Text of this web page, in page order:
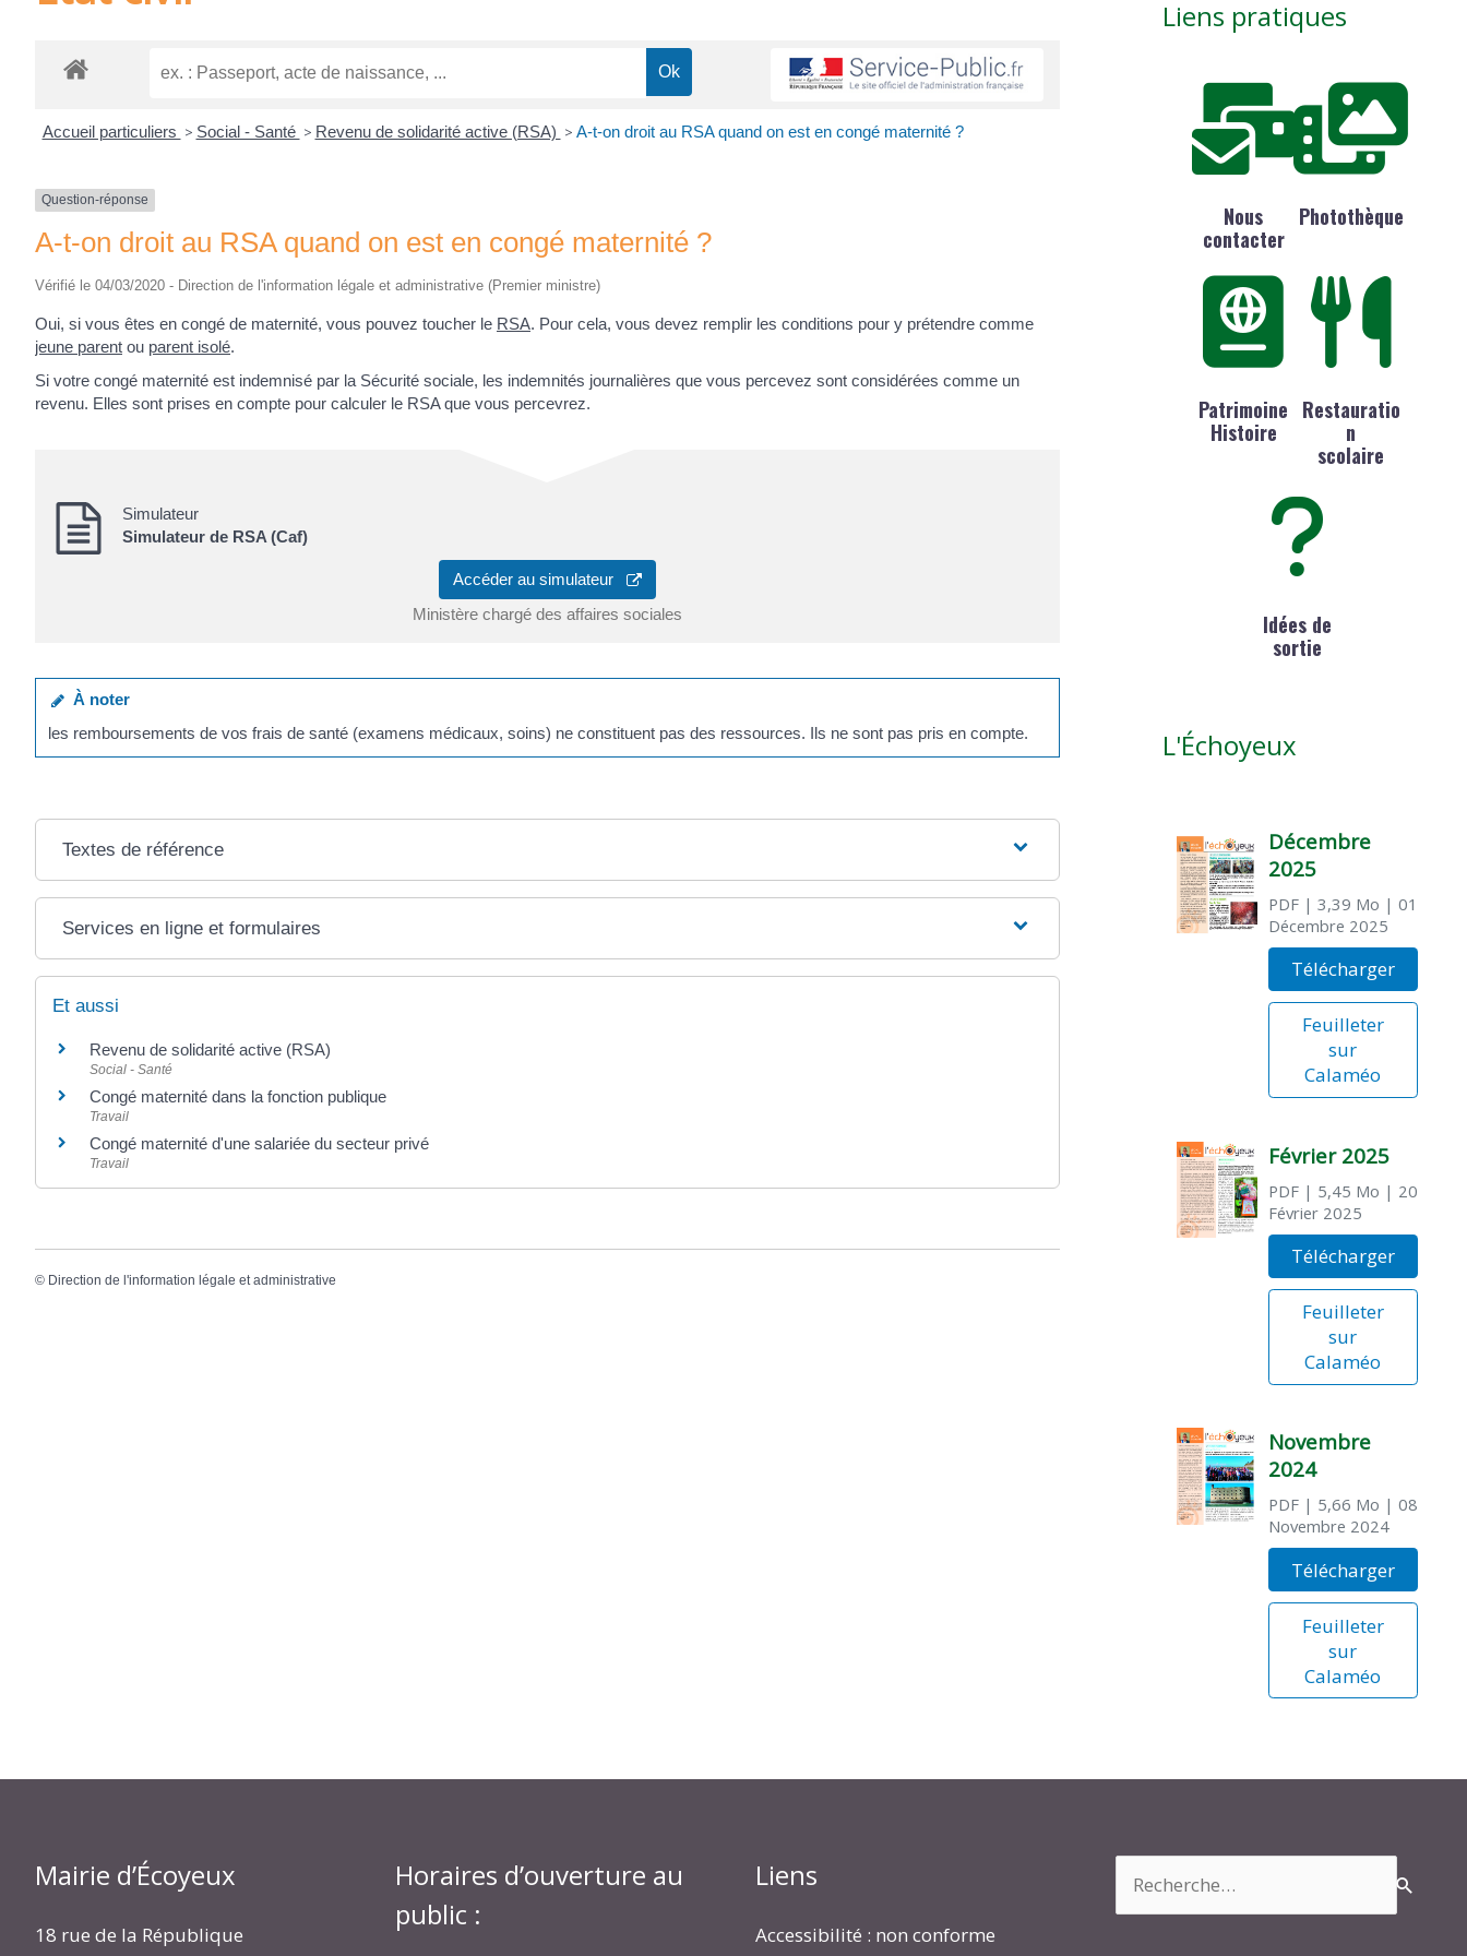
Accueil particuliers > Social - Santé > Revenu de solidarité active (RSA) > A-t-on droit au RSA quand on est en congé maternité ?
Question-réponse
A-t-on droit au RSA quand on est en congé maternité ?
Vérifié le 04/03/2020 - Direction de l'information légale et administrative (Premier ministre)
Oui, si vous êtes en congé de maternité, vous pouvez toucher le RSA. Pour cela, vous devez remplir les conditions pour y prétendre comme
jeune parent ou parent isolé.
Si votre congé maternité est indemnisé par la Sécurité sociale, les indemnités journalières que vous percevez sont considérées comme un
revenu. Elles sont prises en compte pour calculer le RSA que vous percevrez.
Simulateur
Simulateur de RSA (Caf)
Accéder au simulateur
Ministère chargé des affaires sociales
À noter
les remboursements de vos frais de santé (examens médicaux, soins) ne constituent pas des ressources. Ils ne sont pas pris en compte.
Textes de référence
Services en ligne et formulaires
Et aussi
Revenu de solidarité active (RSA)
Social - Santé
Congé maternité dans la fonction publique
Travail
Congé maternité d'une salariée du secteur privé
Travail
© Direction de l'information légale et administrative
Liens pratiques
Nous
contacter
Photothèque
Patrimoine
Histoire
Restauratio
n
scolaire
Idées de
sortie
L'Échoyeux
Décembre
2025
PDF| 3,39 Mo | 01
Décembre 2025
Télécharger
Feuilleter
sur
Calaméo
Février 2025
PDF| 5,45 Mo | 20
Février 2025
Télécharger
Feuilleter
sur
Calaméo
Novembre
2024
PDF| 5,66 Mo | 08
Novembre 2024
Télécharger
Feuilleter
sur
Calaméo
Mairie d’Écoyeux
18 rue de la République
Horaires d’ouverture au
public :
Liens
Accessibilité : non conforme